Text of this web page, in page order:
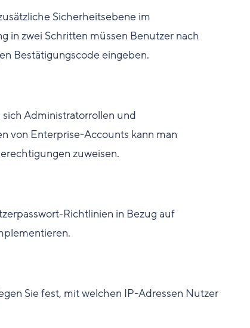
Sicherheitsebene im
in zwei Schritten müssen Benutzer nach
Bestätigungscode eingeben.
sich Administratorrollen und
von Enterprise-Accounts kann man
zuweisen.
Richtlinien in Bezug auf
Sie fest, mit welchen IP-Adressen Nutzer